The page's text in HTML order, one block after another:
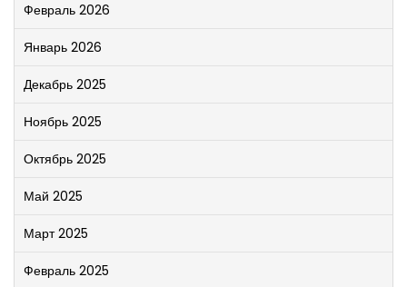
Февраль 2026
Январь 2026
Декабрь 2025
Ноябрь 2025
Октябрь 2025
Май 2025
Март 2025
Февраль 2025